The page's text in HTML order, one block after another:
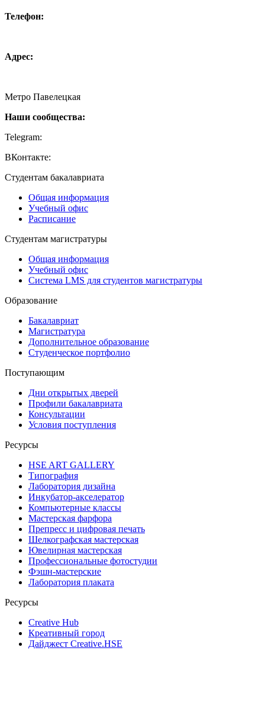
Телефон:
Адрес:
Метро Павелецкая
Наши сообщества:
Telegram:
ВКонтакте:
Студентам бакалавриата
Общая информация
Учебный офис
Расписание
Студентам магистратуры
Общая информация
Учебный офис
Система LMS для студентов магистратуры
Образование
Бакалавриат
Магистратура
Дополнительное образование
Студенческое портфолио
Поступающим
Дни открытых дверей
Профили бакалавриата
Консультации
Условия поступления
Ресурсы
HSE ART GALLERY
Типография
Лаборатория дизайна
Инкубатор-акселератор
Компьютерные классы
Мастерская фарфора
Препресс и цифровая печать
Шелкографская мастерская
Ювелирная мастерская
Профессиональные фотостудии
Фэшн-мастерские
Лаборатория плаката
Ресурсы
Creative Hub
Креативный город
Дайджест Creative.HSE